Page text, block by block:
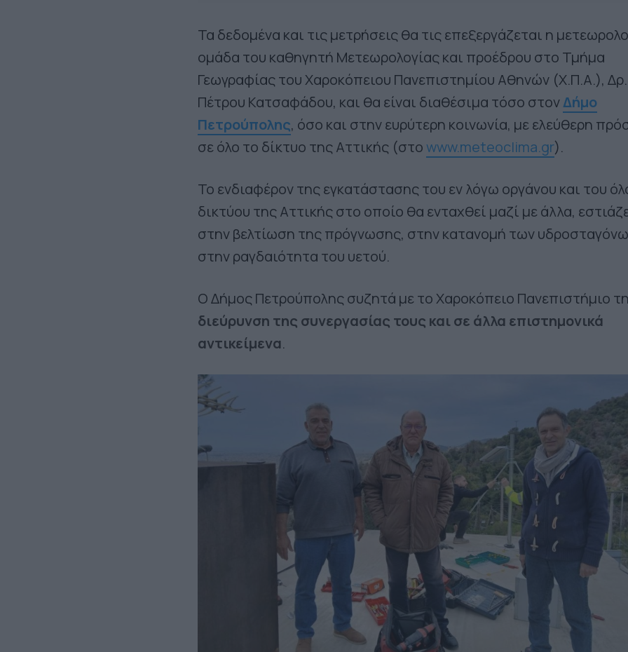
Τα δεδομένα και τις μετρήσεις θα τις επεξεργάζεται η
ομάδα του καθηγητή Μετεωρολογίας και προέδρου στο Τμήμα
Γεωγραφίας του Χαροκόπειου Πανεπιστημίου Αθηνών (Χ.Π.Α.), Δρ.
Πέτρου Κατσαφάδου, και θα είναι διαθέσιμα τόσο στονΔήμο
Πετρούπολης, όσο και στην ευρύτερη κοινωνία, με ελεύθερη
σε όλο το δίκτυο της Αττικής (στοwww.meteoclima.gr).
Το ενδιαφέρον της εγκατάστασης του εν λόγω οργάνου και του
δικτύου της Αττικής στο οποίο θα ενταχθεί μαζί με άλλα,
στην βελτίωση της πρόγνωσης, στην κατανομή των
στην ραγδαιότητα του υετού.
Ο Δήμος Πετρούπολης συζητά με το Χαροκόπειο Πανεπιστήμιο
διεύρυνση της συνεργασίας τους και σε άλλα επιστημονικά
αντικείμενα.